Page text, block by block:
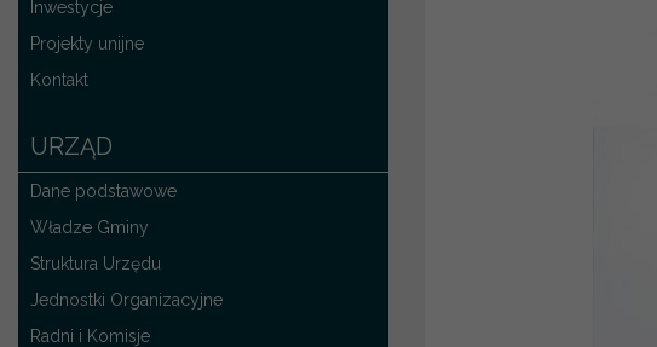
Inwestycje
Projekty unijne
Kontakt
URZĄD
Dane podstawowe
Władze Gminy
Struktura Urzędu
Jednostki Organizacyjne
Radni i Komisje